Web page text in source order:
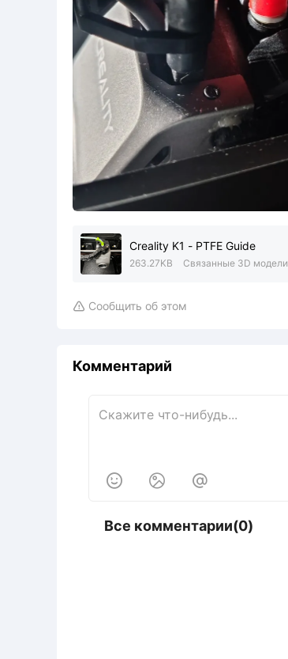
Creality K1 - PTFE Guide
263.27KB Связанные 3D модели
 Сообщить об этом
Комментарий
  
Все комментарии(0)